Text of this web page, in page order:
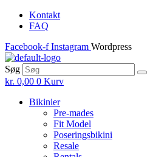
Skip
content
Kontakt
FAQ
Facebook-f Instagram Wordpress
Søg
kr. 0,00 0 Kurv
Bikinier
Pre-mades
Fit Model
Poseringsbikini
Resale